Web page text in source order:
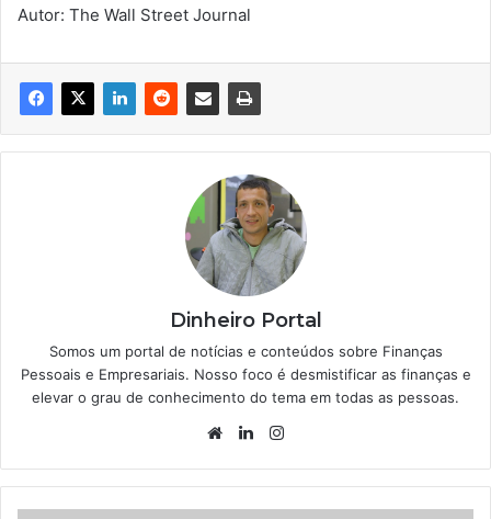
Autor: The Wall Street Journal
Dinheiro Portal
Somos um portal de notícias e conteúdos sobre Finanças
Pessoais e Empresariais. Nosso foco é desmistificar as finanças e
elevar o grau de conhecimento do tema em todas as pessoas.
WebsiteLinkedin